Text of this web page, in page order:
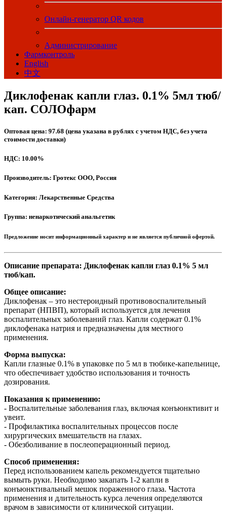
Онлайн-генератор QR кодов
Администрирование
Фармконтроль
English
中文
Диклофенак капли глаз. 0.1% 5мл тюб/
кап. СОЛОфарм
Оптовая цена: 97.68 (цена указана в рублях с учетом НДС, без учета
стоимости доставки)
НДС: 10.00%
Производитель: Гротекс ООО, Россия
Категория: Лекарственные Средства
Группа: ненаркотический анальгетик
Предложение носит информационный характер и не является публичной офертой.
Описание препарата: Диклофенак капли глаз 0.1% 5 мл
тюб/кап.
Общее описание:
Диклофенак – это нестероидный противовоспалительный
препарат (НПВП), который используется для лечения
воспалительных заболеваний глаз. Капли содержат 0.1%
диклофенака натрия и предназначены для местного
применения.
Форма выпуска:
Капли глазные 0.1% в упаковке по 5 мл в тюбике-капельнице,
что обеспечивает удобство использования и точность
дозирования.
Показания к применению:
- Воспалительные заболевания глаз, включая конъюнктивит и
увеит.
- Профилактика воспалительных процессов после
хирургических вмешательств на глазах.
- Обезболивание в послеоперационный период.
Способ применения:
Перед использованием капель рекомендуется тщательно
вымыть руки. Необходимо закапать 1-2 капли в
конъюнктивальный мешок пораженного глаза. Частота
применения и длительность курса лечения определяются
врачом в зависимости от клинической ситуации.